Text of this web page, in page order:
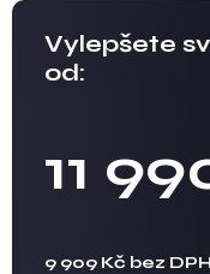
Vylepšete
od:
11
9 909 Kč bez DPH